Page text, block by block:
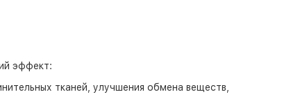
эффект:
тканей, улучшения обмена веществ,